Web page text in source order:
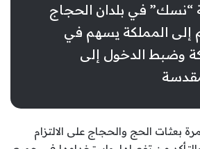
“نسك” في بلدان الحجاج
إلى المملكة يسهم في
وضبط الدخول إلى
بعثات الحج والحجاج على الالتزام